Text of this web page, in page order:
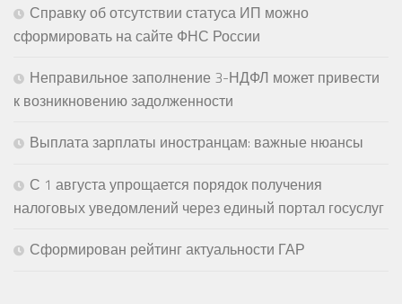
Справку об отсутствии статуса ИП можно
сформировать на сайте ФНС России
Неправильное заполнение 3-НДФЛ может привести
к возникновению задолженности
Выплата зарплаты иностранцам: важные нюансы
С 1 августа упрощается порядок получения
налоговых уведомлений через единый портал госуслуг
Сформирован рейтинг актуальности ГАР